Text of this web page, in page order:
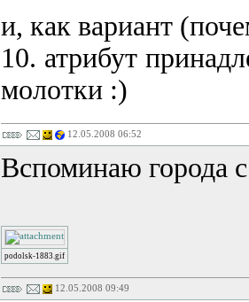
и, как вариант
10. атрибут
молотки :)
12.05.2008 06:52
Вспоминаю города
podolsk-1883.gif
12.05.2008 09:49